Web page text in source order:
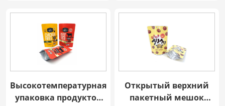
Высокотемпературная
упаковка продуктов
Открытый верхний
пакетный мешок